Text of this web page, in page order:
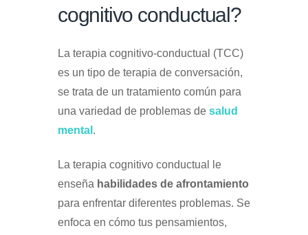
cognitivo conductual?
La terapia cognitivo-conductual (TCC)
es un tipo de terapia de conversación,
se trata de un tratamiento común para
una variedad de problemas de salud
mental .
La terapia cognitivo conductual le
enseña habilidades de afrontamiento
para enfrentar diferentes problemas. Se
enfoca en cómo tus pensamientos,